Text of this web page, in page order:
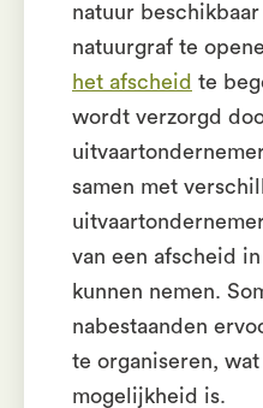
natuur
natuurgraf te
het afscheid te
wordt verzorgd
samen met
van een afscheid
kunnen nemen.
nabestaanden
te organiseren, wat
mogelijkheid is.